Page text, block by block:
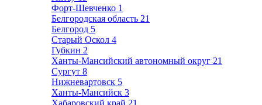
Форт-Шевченко 1
Белгородская область 21
Белгород 5
Старый Оскол 4
Губкин 2
Ханты-Мансийский автономный округ 21
Сургут 8
Нижневартовск 5
Ханты-Мансийск 3
Хабаровский край 21